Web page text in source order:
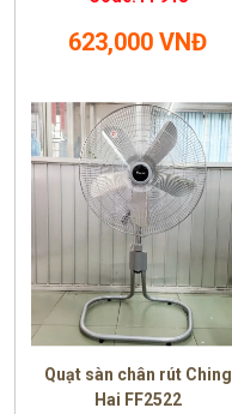
623,000 VNĐ
Quạt sàn chân rút Ching
Hai FF2522